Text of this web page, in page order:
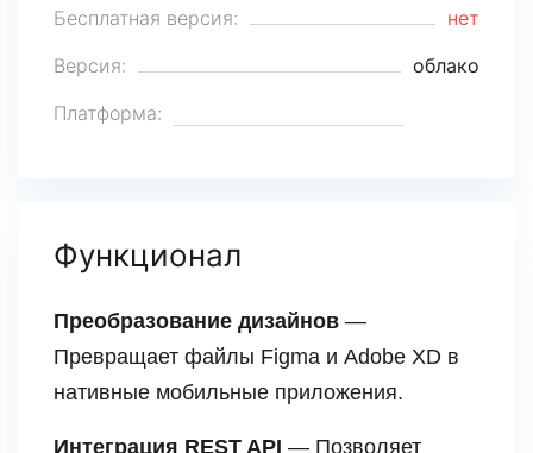
Бесплатная версия:
нет
Версия:
облако
Платформа:
Функционал
Преобразование дизайнов —
Превращает файлы Figma и Adobe XD в
нативные мобильные приложения.
Интеграция REST API — Позволяет